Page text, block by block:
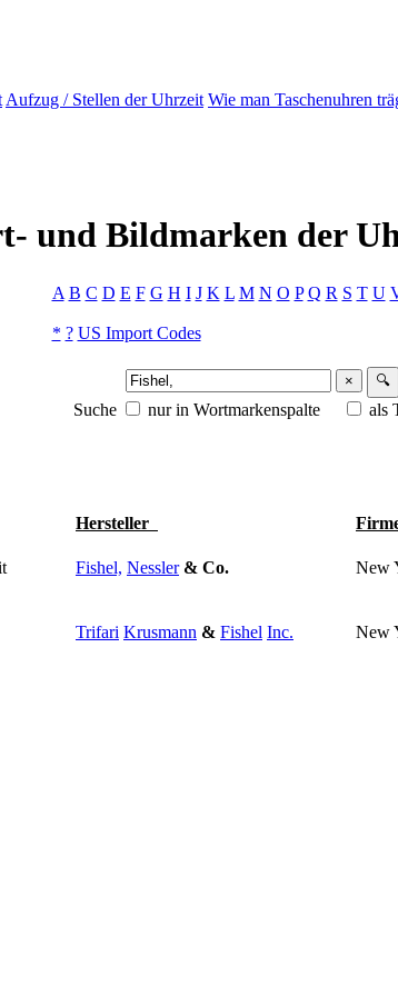
Aufzug / Stellen der Uhrzeit Wie man Taschenuhren
und Bildmarken der
A B C D E F G H I J K L M N O P Q R S T U
* ? US Import Codes
× 🔍
Suche nur in Wortmarkenspalte als
Hersteller
Fishel, Nessler & Co. New
Trifari Krusmann & Fishel Inc. New